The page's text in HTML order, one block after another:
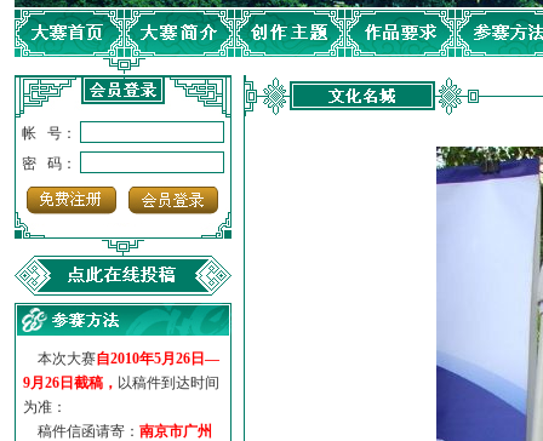
帐 号：
密 码：
本次大赛自2010年5月26日—
9月26日截稿， 以稿件到达时间
为准：
稿件信函请寄： 南京市广州